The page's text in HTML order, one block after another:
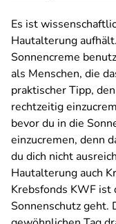
Es ist
Hautalterung
Sonnencreme
als Menschen, die
praktischer Tipp,
rechtzeitig
bevor du in die
einzucremen, denn
du dich nicht
Hautalterung auch
Krebsfonds KWF ist
Sonnenschutz geht.